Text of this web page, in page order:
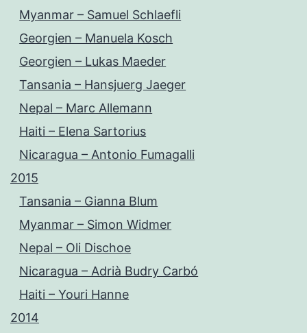
Myanmar – Samuel Schlaefli
Georgien – Manuela Kosch
Georgien – Lukas Maeder
Tansania – Hansjuerg Jaeger
Nepal – Marc Allemann
Haiti – Elena Sartorius
Nicaragua – Antonio Fumagalli
2015
Tansania – Gianna Blum
Myanmar – Simon Widmer
Nepal – Oli Dischoe
Nicaragua – Adrià Budry Carbó
Haiti – Youri Hanne
2014